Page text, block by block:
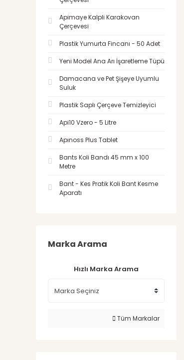
Apimaye Kalpli Karakovan
Çerçevesi
Plastik Yumurta Fincanı - 50 Adet
Yeni Model Ana Arı İşaretleme Tüpü
Damacana ve Pet Şişeye Uyumlu
Suluk
Plastik Saplı Çerçeve Temizleyici
Api10 Vzero - 5 Litre
Apınoss Plus Tablet
Bants Koli Bandı 45 mm x 100
Metre
Bant - Kes Pratik Koli Bant Kesme
Aparatı
Marka Arama
Hızlı Marka Arama
Tüm Markalar